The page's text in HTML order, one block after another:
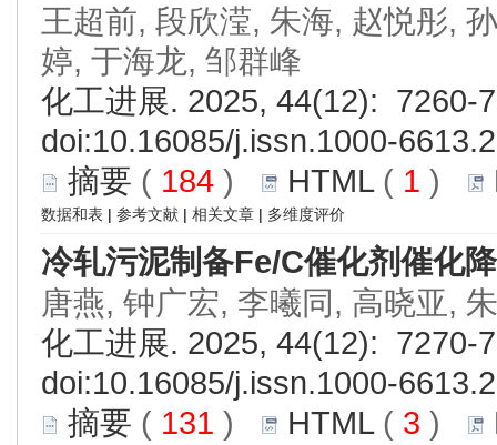
王超前, 段欣滢, 朱海, 赵悦彤,
婷, 于海龙, 邹群峰
化工进展. 2025, 44(12): 7260-
doi:10.16085/j.issn.1000-
摘要 ( 184 ) HTML( 1 )
数据和表 | 参考文献 | 相关文章 | 多维度评价
冷轧污泥制备Fe/C催化剂催化
唐燕, 钟广宏, 李曦同, 高晓亚,
化工进展. 2025, 44(12): 7270-
doi:10.16085/j.issn.1000-
摘要 ( 131 ) HTML( 3 )